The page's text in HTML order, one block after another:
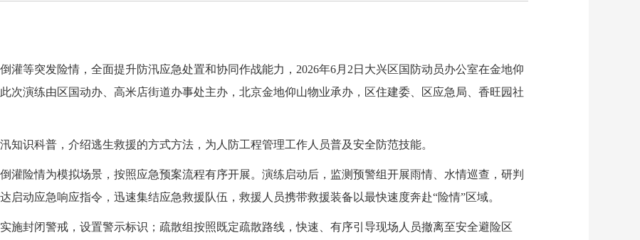
等突发险情，全面提升防汛应急处置和协同作战能力，2026年6月2日大兴区国防动员办公室在金地仰
次演练由区国动办、高米店街道办事处主办，北京金地仰山物业承办，区住建委、区应急局、香旺园社
识科普，介绍逃生救援的方式方法，为人防工程管理工作人员普及安全防范技能。
险情为模拟场景，按照应急预案流程有序开展。演练启动后，监测预警组开展雨情、水情巡查，研判
启动应急响应指令，迅速集结应急救援队伍，救援人员携带救援装备以最快速度奔赴“险情”区域。
封闭警戒，设置警示标识；疏散组按照既定疏散路线，快速、有序引导现场人员撤离至安全避险区